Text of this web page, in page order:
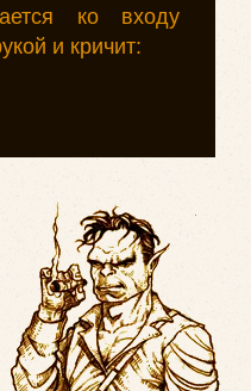
ко входу
и кричит: